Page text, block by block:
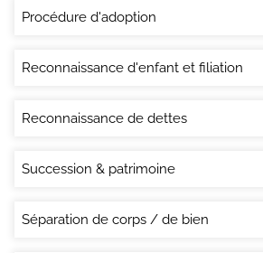
Procédure d'adoption
Reconnaissance d'enfant et filiation
Reconnaissance de dettes
Succession & patrimoine
Séparation de corps / de bien